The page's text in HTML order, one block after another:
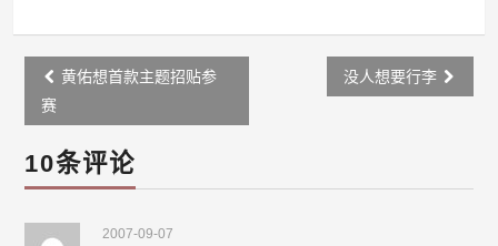
Post
navigation
黄佑想首款主题招贴参
赛
没人想要行李
10条评论
2007-09-07